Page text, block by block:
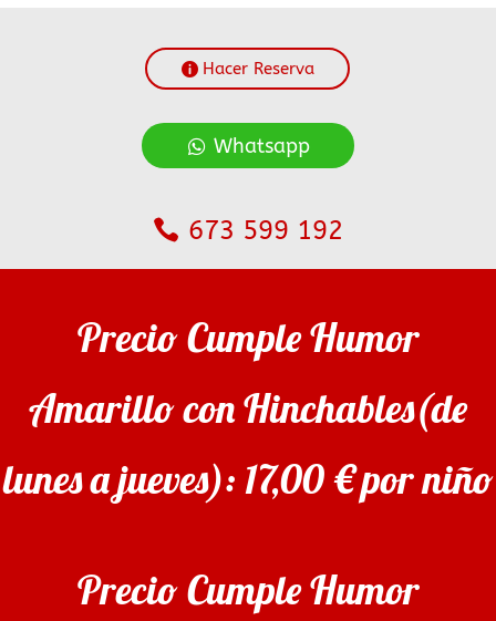
Hacer Reserva
Whatsapp
673 599 192
Precio Cumple Humor
Amarillo con Hinchables(de
lunes a jueves): 17,00 € por niño
Precio Cumple Humor